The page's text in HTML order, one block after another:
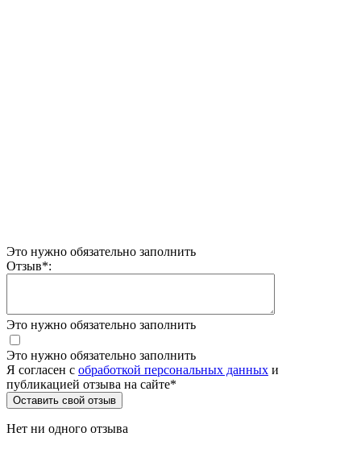
Это нужно обязательно заполнить
Отзыв*:
Это нужно обязательно заполнить
Это нужно обязательно заполнить
Я согласен c обработкой персональных данных и
публикацией отзыва на сайте*
Нет ни одного отзыва